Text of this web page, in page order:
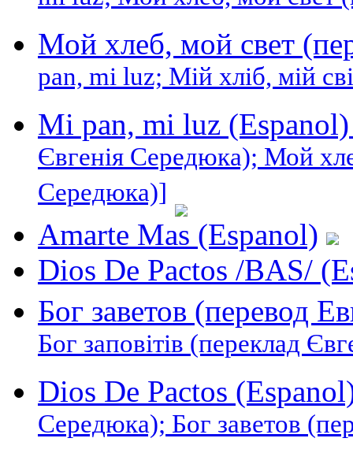
Мой хлеб, мой свет
pan, mi luz; Мій хліб, мій
Mi pan, mi luz
Євгенія Середюка); Мой
Середюка)]
Amarte Mas (Espanol)
Dios De Pactos /BAS/
Бог заветов (перевод
Бог заповітів (переклад
Dios De Pactos
Середюка); Бог заветов